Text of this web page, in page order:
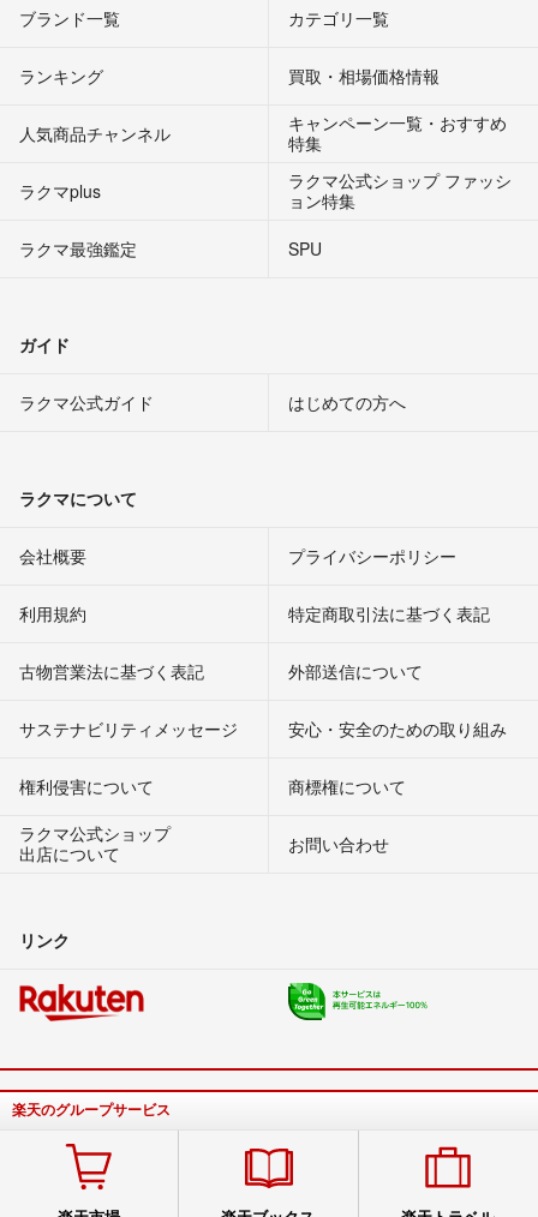
ブランド一覧 カテゴリ一覧
ランキング 買取・相場価格情報
人気商品チャンネル
キャンペーン一覧・おすすめ
特集
ラクマplus
ラクマ公式ショップ ファッシ
ョン特集
ラクマ最強鑑定
SPU
ガイド
ラクマ公式ガイド はじめての方へ
ラクマについて
会社概要 プライバシーポリシー
利用規約 特定商取引法に基づく表記
古物営業法に基づく表記 外部送信について
サステナビリティメッセージ 安心・安全のための取り組み
権利侵害について
商標権について
ラクマ公式ショップ
出店について
お問い合わせ
リンク
楽天のグループサービス